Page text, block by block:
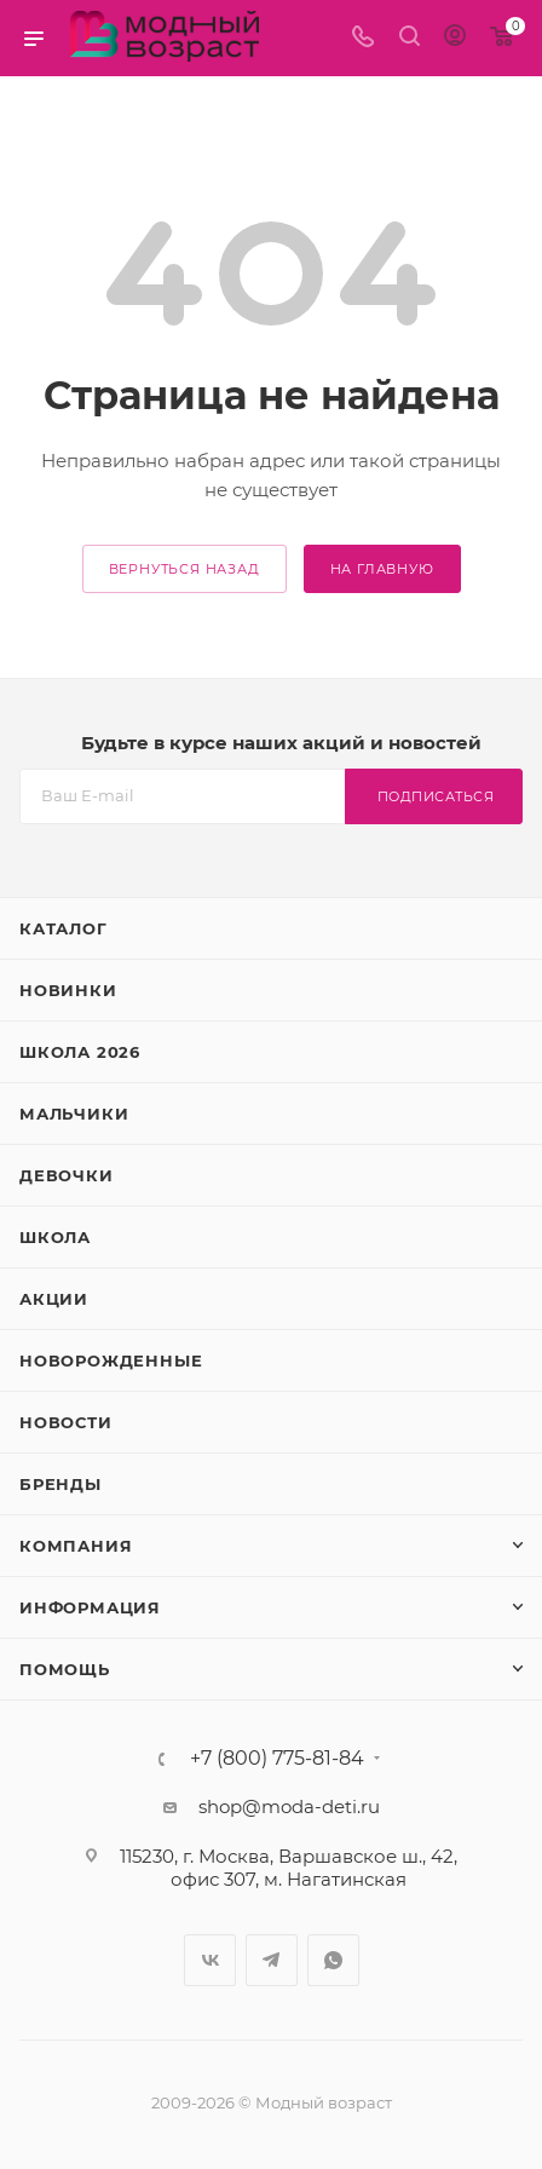
0
Страница не найдена
Неправильно набран адрес или такой страницы
не существует
ВЕРНУТЬСЯ НАЗАД НА ГЛАВНУЮ
Будьте в курсе наших акций и новостей
ПОДПИСАТЬСЯ
КАТАЛОГ
НОВИНКИ
ШКОЛА 2026
МАЛЬЧИКИ
ДЕВОЧКИ
ШКОЛА
АКЦИИ
НОВОРОЖДЕННЫЕ
НОВОСТИ
БРЕНДЫ
КОМПАНИЯ
ИНФОРМАЦИЯ
ПОМОЩЬ
+7 (800) 775-81-84
shop@moda-deti.ru
115230, г. Москва, Варшавское ш., 42,
офис 307, м. Нагатинская
2009-2026 © Модный возраст